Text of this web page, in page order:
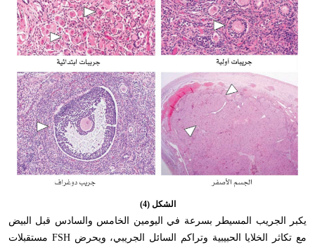
الشكل (4)
يكبر الجريب المسيطر بسرعة في اليومين الخامس والسادس قبل البيض
مع تكاثر الخلايا الحبيبية وتراكم السائل الجريبي، ويحرضFSH مستقبلات